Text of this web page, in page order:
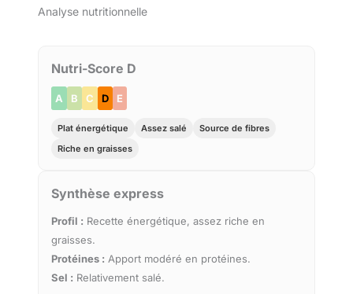
Analyse nutritionnelle
Nutri-Score D
A B C D E
Plat énergétique Assez salé
Source de fibres
Riche en graisses
Synthèse express
Profil : Recette énergétique, assez riche en
graisses.
Protéines : Apport modéré en protéines.
Sel : Relativement salé.